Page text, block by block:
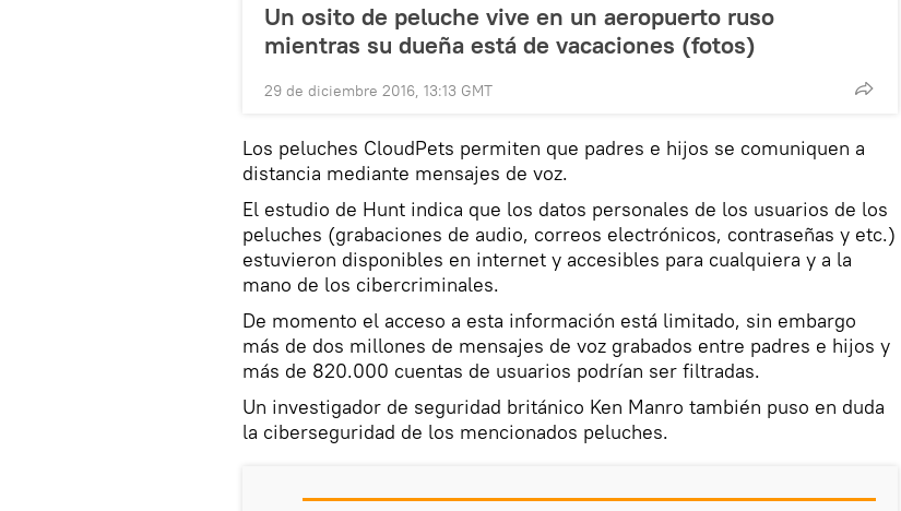
Un osito de peluche vive en un aeropuerto ruso
mientras su dueña está de vacaciones (fotos)
29 de diciembre 2016, 13:13 GMT
Los peluches CloudPets permiten que padres e hijos se comuniquen a
distancia mediante mensajes de voz.
El estudio de Hunt indica que los datos personales de los usuarios de los
peluches (grabaciones de audio, correos electrónicos, contraseñas y etc.)
estuvieron disponibles en internet y accesibles para cualquiera y a la
mano de los cibercriminales.
De momento el acceso a esta información está limitado, sin embargo
más de dos millones de mensajes de voz grabados entre padres e hijos y
más de 820.000 cuentas de usuarios podrían ser filtradas.
Un investigador de seguridad británico Ken Manro también puso en duda
la ciberseguridad de los mencionados peluches.